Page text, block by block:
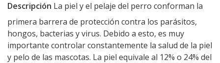
Descripción La piel y el pelaje del perro conforman la
primera barrera de protección contra los parásitos,
hongos, bacterias y virus. Debido a esto, es muy
importante controlar constantemente la salud de la piel
y pelo de las mascotas. La piel equivale al 12% o 24% del